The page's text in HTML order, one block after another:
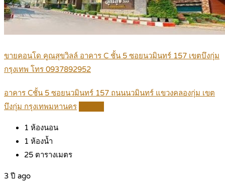
ขายคอนโด คูณสุขวิลล์ อาคาร C ชั้น 5 ซอยนวมินทร์ 157 เขตบึงกุ่ม
กรุงเทพ โทร 0937892952
อาคาร Cชั้น 5 ซอยนวมินทร์ 157 ถนนนวมินทร์ แขวงคลองกุ่ม เขต
บึงกุ่ม กรุงเทพมหานคร
1 ห้องนอน
1 ห้องน้ำ
25 ตารางเมตร
3 ปี ago